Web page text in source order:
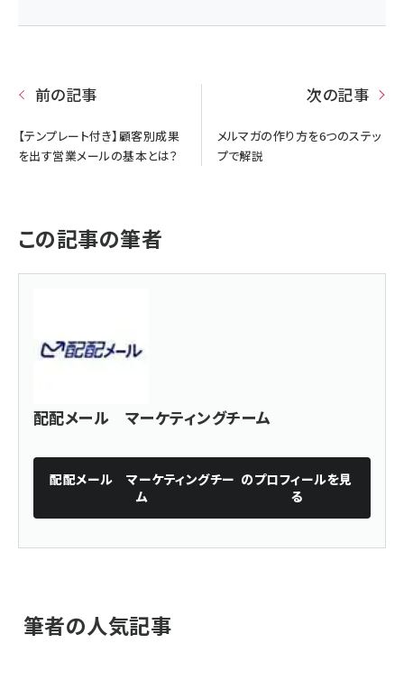
前の記事
【テンプレート付き】顧客別成果
を出す営業メールの基本とは？
次の記事
メルマガの作り方を6つのステッ
プで解説
この記事の筆者
配配メール マーケティングチーム
配配メール マーケティングチー
ム
のプロフィールを見
る
筆者の人気記事